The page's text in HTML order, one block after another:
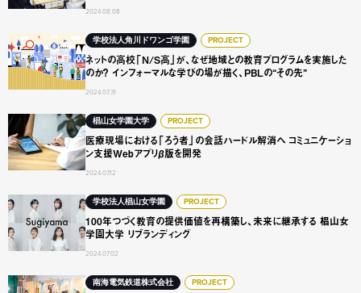
2024.08.08
学校法人角川ドワンゴ学園 PROJECT
ネットの高校「N/S高」が、なぜ地域との教育プログラムを実施した
のか？ インフォーマルな学びの場が描く、PBLの“その先”
2024.07.31
ネットの高校「N/S高」が、なぜ地域との教育プログラム
椙山女学園大学 PROJECT
医療現場における「ろう者」の会話ハードル解消へ コミュニケーショ
ン支援Webアプリβ版を開発
2024.07.12
医療現場における「ろう者」の会話ハードル解消へ コミュ
学校法人椙山女学園 PROJECT
100年つづく教育の提供価値を再構築し、未来に継承する 椙山女
学園大学 リブランディング
2024.07.02
100年つづく教育の提供価値を再構築し、未来に継承する
南海電気鉄道株式会社 PROJECT
南海電鉄が大阪・なんばに仕掛ける 街の担い手を育む、レ